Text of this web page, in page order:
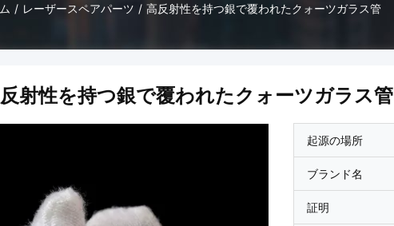
/ レーザースペアパーツ / 高反射性を持つ銀で覆われたクォーツガラス管
射性を持つ銀で覆われたクォーツガラス管
起源の場所
ブランド名
証明